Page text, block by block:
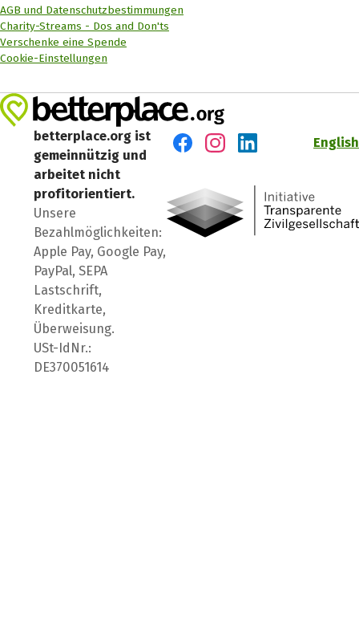
AGB und Datenschutzbestimmungen
Charity-Streams - Dos and Don'ts
Verschenke eine Spende
Cookie-Einstellungen
betterplace.org ist
gemeinnützig und
arbeitet nicht
profitorientiert.
Unsere
Bezahlmöglichkeiten:
Apple Pay, Google Pay,
PayPal, SEPA
Lastschrift,
Kreditkarte,
Überweisung.
USt-IdNr.:
DE370051614
English